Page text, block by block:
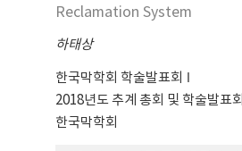
Reclamation System
하태상
한국막학회 학술발표회
2018년도 추계 총회 및 학술발표회
한국막학회